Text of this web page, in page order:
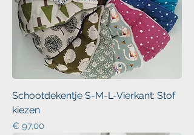
Schootdekentje S-M-L-Vierkant: Stof
kiezen
Prijs
€ 97,00